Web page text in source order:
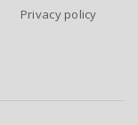
Privacy policy